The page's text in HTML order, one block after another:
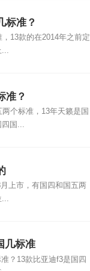
标准？
13款的在2014年之前定
...
准？
个标准，13年天籁是国
四国...
上市，有国四和国五两
...
几标准
？13款比亚迪f3是国四